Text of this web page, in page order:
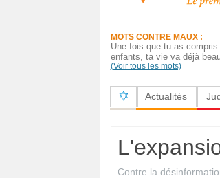
MOTS CONTRE MAUX :
Une fois que tu as
enfants, ta vie va déjà
(Voir tous les mots)
Actualités
Contre la